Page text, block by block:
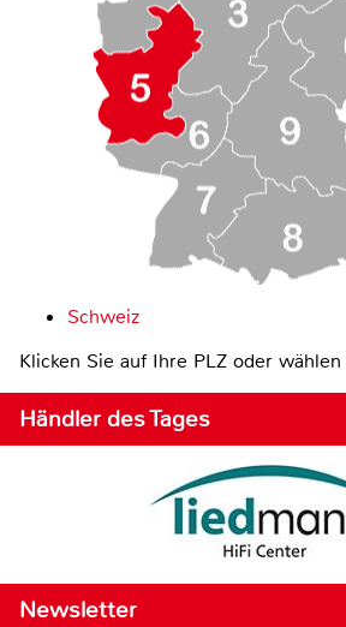
Schweiz
Klicken Sie auf Ihre PLZ oder
Händler des Tages
Newsletter